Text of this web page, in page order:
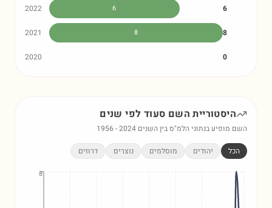
2022 6 6
2021 8 8
2020 0
היסטוריית השם סעוד לפי שנים
השם מופיע בנתוני הלמ"ס בין השנים 1956 -2024
הכל יהודים מוסלמים נוצרים דרוזים
8